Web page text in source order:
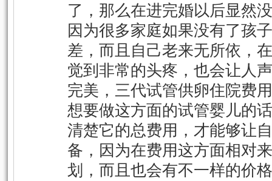
了，那么在进完婚以后显然
因为很多家庭如果没有了孩
差，而且自己老来无所依，
觉到非常的头疼，也会让人
完美，三代试管供卵住院费
想要做这方面的试管婴儿的
清楚它的总费用，才能够让
备，因为在费用这方面相对
划，而且也会有不一样的价